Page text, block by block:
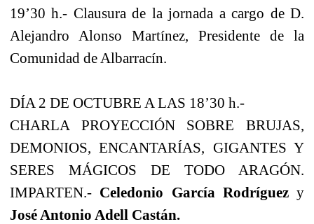
19’30 h.- Clausura de la jornada a cargo de D.
Alejandro Alonso Martínez, Presidente de la
Comunidad de Albarracín.
DÍA 2 DE OCTUBRE A LAS 18’30 h.-
CHARLA PROYECCIÓN SOBRE BRUJAS,
DEMONIOS, ENCANTARÍAS, GIGANTES Y
SERES MÁGICOS DE TODO ARAGÓN.
IMPARTEN.- Celedonio García Rodríguezy
José Antonio Adell Castán.